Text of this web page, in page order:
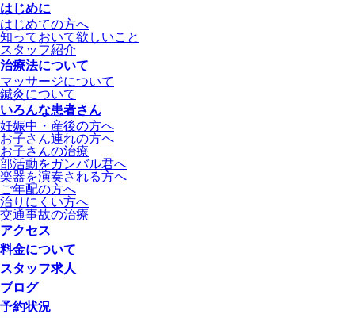
はじめに
はじめての方へ
知っておいて欲しいこと
スタッフ紹介
治療法について
マッサージについて
鍼灸について
いろんな患者さん
妊娠中・産後の方へ
お子さん連れの方へ
お子さんの治療
部活動をガンバル君へ
楽器を演奏される方へ
ご年配の方へ
治りにくい方へ
交通事故の治療
アクセス
料金について
スタッフ求人
ブログ
予約状況